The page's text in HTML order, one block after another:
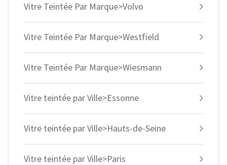
Vitre Teintée Par Marque>Volvo
Vitre Teintée Par Marque>Westfield
Vitre Teintée Par Marque>Wiesmann
Vitre teintée par Ville>Essonne
Vitre teintée par Ville>Hauts-de-Seine
Vitre teintée par Ville>Paris